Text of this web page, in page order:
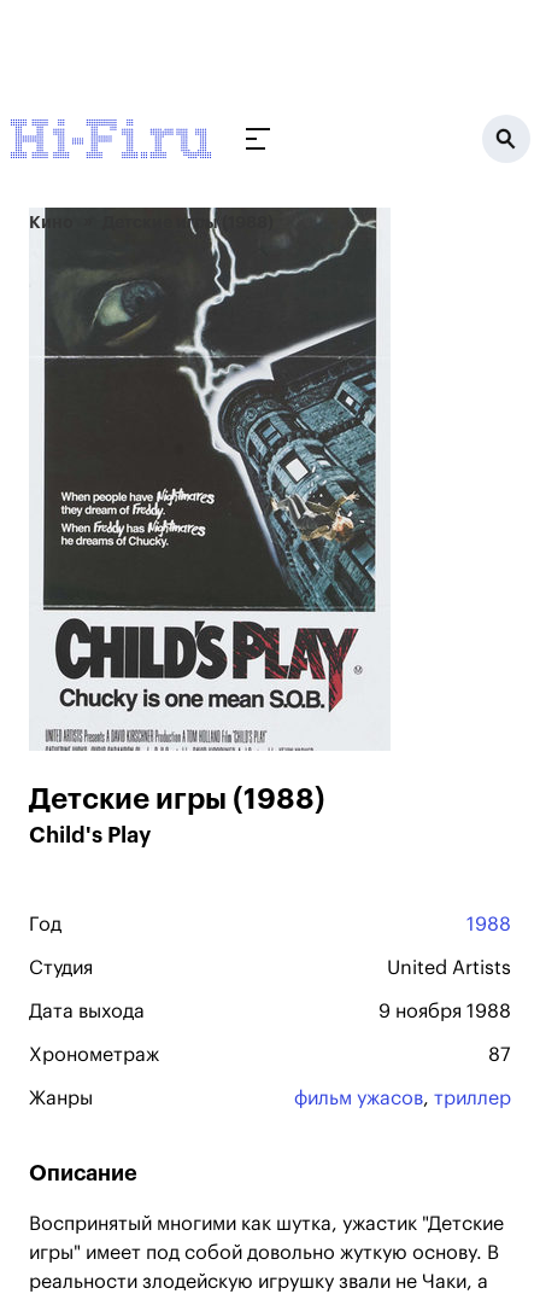
Кино Детские игры (1988)
Детские игры (1988)
Child's Play
Год 1988
Студия United Artists
Дата выхода 9 ноября 1988
Хронометраж 87
Жанры фильм ужасов, триллер
Описание
Воспринятый многими как шутка, ужастик "Детские
игры" имеет под собой довольно жуткую основу. В
реальности злодейскую игрушку звали не Чаки, а